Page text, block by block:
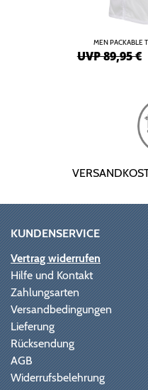
MEN PACKABLE
UVP 89,95 €
KUNDENSERVICE
Vertrag widerrufen
Hilfe und Kontakt
Zahlungsarten
Versandbedingungen
Lieferung
Rücksendung
AGB
Widerrufsbelehrung